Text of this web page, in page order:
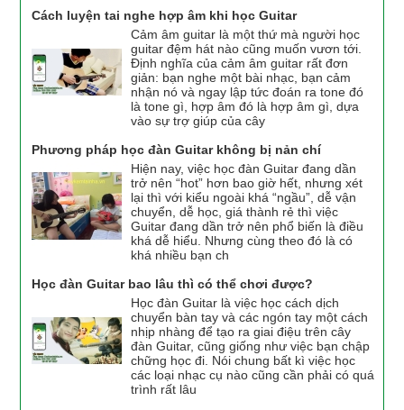
Cách luyện tai nghe hợp âm khi học Guitar
Cảm âm guitar là một thứ mà người học
guitar đệm hát nào cũng muốn vươn tới.
Định nghĩa của cảm âm guitar rất đơn
giản: bạn nghe một bài nhạc, bạn cảm
nhận nó và ngay lập tức đoán ra tone đó
là tone gì, hợp âm đó là hợp âm gì, dựa
vào sự trợ giúp của cây
Phương pháp học đàn Guitar không bị nản chí
Hiện nay, việc học đàn Guitar đang dần
trở nên “hot” hơn bao giờ hết, nhưng xét
lại thì với kiểu ngoài khá “ngầu”, dễ vận
chuyển, dễ học, giá thành rẻ thì việc
Guitar đang dần trở nên phổ biến là điều
khá dễ hiểu. Nhưng cùng theo đó là có
khá nhiều bạn ch
Học đàn Guitar bao lâu thì có thể chơi được?
Học đàn Guitar là việc học cách dịch
chuyển bàn tay và các ngón tay một cách
nhịp nhàng để tạo ra giai điệu trên cây
đàn Guitar, cũng giống như việc bạn chập
chững học đi. Nói chung bất kì việc học
các loại nhạc cụ nào cũng cần phải có quá
trình rất lâu